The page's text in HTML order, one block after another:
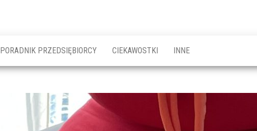
PORADNIK PRZEDSIĘBIORCY CIEKAWOSTKI INNE